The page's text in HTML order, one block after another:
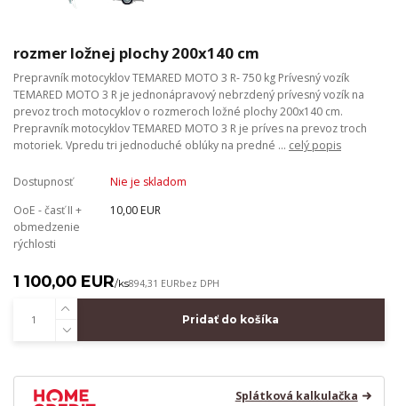
rozmer ložnej plochy 200x140 cm
Prepravník motocyklov TEMARED MOTO 3 R- 750 kg Prívesný vozík
TEMARED MOTO 3 R je jednonápravový nebrzdený prívesný vozík na
prevoz troch motocyklov o rozmeroch ložné plochy 200x140 cm.
Prepravník motocyklov TEMARED MOTO 3 R je príves na prevoz troch
motoriek. Vpredu tri jednoduché oblúky na predné ... celý popis
Dostupnosť
Nie je skladom
OoE - časť II +
obmedzenie
rýchlosti
10,00 EUR
1 100,00 EUR/ks894,31 EURbez DPH
Pridať do košíka
Splátková kalkulačka